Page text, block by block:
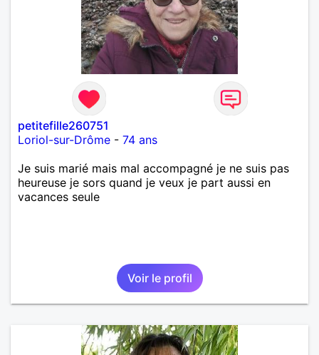
petitefille260751
Loriol-sur-Drôme - 74 ans
Je suis marié mais mal accompagné je ne suis pas
heureuse je sors quand je veux je part aussi en
vacances seule
Voir le profil